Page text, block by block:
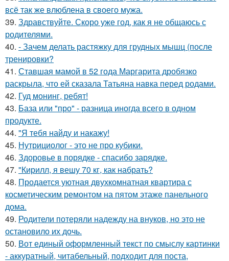
всё так же влюблена в своего мужа.
39. Здравствуйте. Скоро уже год, как я не общаюсь с
родителями.
40. - Зачем делать растяжку для грудных мышц (после
тренировки?
41. Ставшая мамой в 52 года Маргарита дробязко
раскрыла, что ей сказала Татьяна навка перед родами.
42. Гуд монинг, ребят!
43. База или "про" - разница иногда всего в одном
продукте.
44. "Я тебя найду и накажу!
45. Нутрициолог - это не про кубики.
46. Здоровье в порядке - спасибо зарядке.
47. "Кирилл, я вешу 70 кг, как набрать?
48. Продается уютная двухкомнатная квартира с
косметическим ремонтом на пятом этаже панельного
дома.
49. Родители потеряли надежду на внуков, но это не
остановило их дочь.
50. Вот единый оформленный текст по смыслу картинки
- аккуратный, читабельный, подходит для поста,